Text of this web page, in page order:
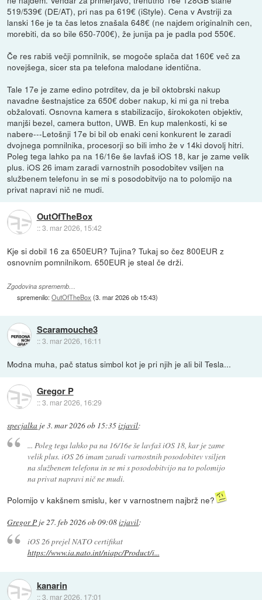
519/539€ (DE/AT), pri nas pa 619€ (iStyle). Cena v Avstriji za
lanski 16e je ta čas letos znašala 648€ (ne najdem originalnih cen,
morebiti, da so bile 650-700€), že junija pa je padla pod 550€.
Če res rabiš večji pomnilnik, se mogoče splača dat 160€ več za
novejšega, sicer sta pa telefona malodane identična.
Tale 17e je zame edino potrditev, da je bil oktobrski nakup
navadne šestnajstice za 650€ dober nakup, ki mi ga ni treba
obžalovati. Osnovna kamera s stabilizacijo, širokokoten objektiv,
manjši bezel, camera button, UWB. En kup malenkosti, ki se
nabere---Letošnji 17e bi bil ob enaki ceni konkurent le zaradi
dvojnega pomnilnika, procesorji so bili imho že v 14ki dovolj hitri.
Poleg tega lahko pa na 16/16e še lavfaš iOS 18, kar je zame velik
plus. iOS 26 imam zaradi varnostnih posodobitev vsiljen na
službenem telefonu in se mi s posodobitvijo na to polomijo na
privat napravi nič ne mudi.
OutOfTheBox
::3. mar 2026, 15:42
Kje si dobil 16 za 650EUR? Tujina? Tukaj so čez 800EUR z
osnovnim pomnilnikom. 650EUR je steal če drži.
Zgodovina sprememb…
spremenilo:OutOfTheBox (3. mar 2026 ob 15:43)
Scaramouche3
::3. mar 2026, 16:11
Modna muha, pač status simbol kot je pri njih je ali bil Tesla...
Gregor P
::3. mar 2026, 16:29
specjalka je3. mar 2026 ob 15:35izjavil:
... Poleg tega lahko pa na 16/16e še lavfaš iOS 18, kar je zame
velik plus. iOS 26 imam zaradi varnostnih posodobitev vsiljen
na službenem telefonu in se mi s posodobitvijo na to polomijo
na privat napravi nič ne mudi.
Polomijo v kakšnem smislu, ker v varnostnem najbrž ne?
Gregor P je27. feb 2026 ob 09:08izjavil:
iOS 26 prejel NATO certifikat
https://www.ia.nato.int/niapc/Product/i...
kanarin
::3. mar 2026, 17:01